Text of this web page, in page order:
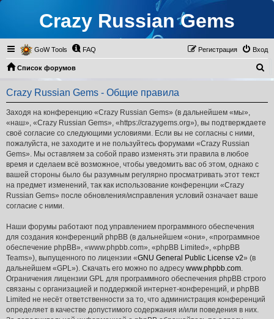
Crazy Russian Gems
GoW Tools FAQ Вход
Регистрация
Список форумов
о
Crazy Russian Gems - Общие правила
Заходя на конференцию «Crazy Russian Gems» (в дальнейшем «мы»,
«наш», «Crazy Russian Gems», «https://crazygems.org»), вы подтверждаете
своё согласие со следующими условиями. Если вы не согласны с ними,
пожалуйста, не заходите и не пользуйтесь форумами «Crazy Russian
Gems». Мы оставляем за собой право изменять эти правила в любое
время и сделаем всё возможное, чтобы уведомить вас об этом, однако с
вашей стороны было бы разумным регулярно просматривать этот текст
на предмет изменений, так как использование конференции «Crazy
Russian Gems» после обновления/исправления условий означает ваше
согласие с ними.
Наши форумы работают под управлением программного обеспечения
для создания конференций phpBB (в дальнейшем «они», «программное
обеспечение phpBB», «www.phpbb.com», «phpBB Limited», «phpBB
Teams»), выпущенного по лицензии «GNU General Public License v2» (в
дальнейшем «GPL»). Скачать его можно по адресу www.phpbb.com.
Ограничения лицензии GPL для программного обеспечения phpBB строго
связаны с организацией и поддержкой интернет-конференций, и phpBB
Limited не несёт ответственности за то, что администрация конференций
определяет в качестве допустимого содержания и/или поведения в них.